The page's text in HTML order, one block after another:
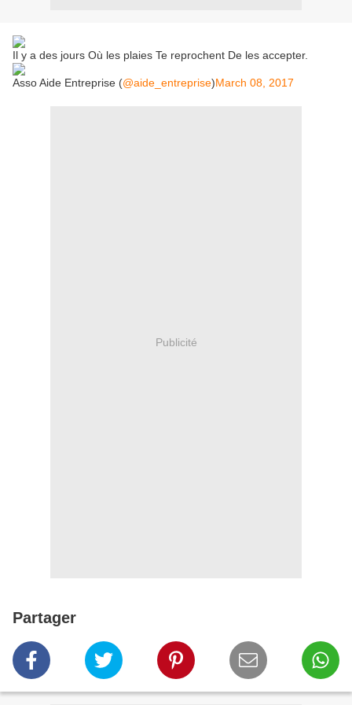
Il y a des jours Où les plaies Te reprochent De les accepter.
Asso Aide Entreprise (@aide_entreprise)March 08, 2017
Publicité
Partager